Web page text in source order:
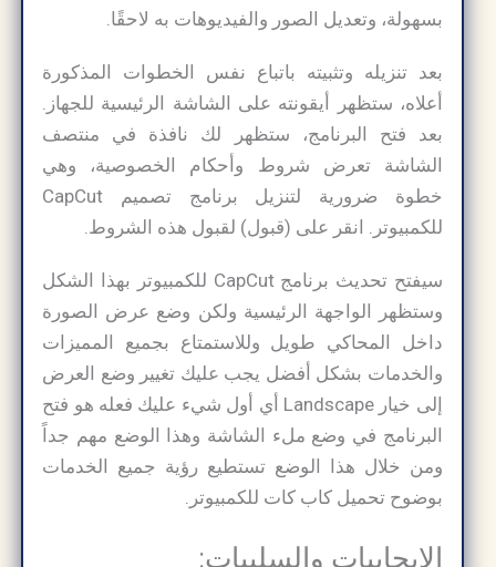
بسهولة، وتعديل الصور والفيديوهات به لاحقًا.
بعد تنزيله وتثبيته باتباع نفس الخطوات المذكورة
أعلاه، ستظهر أيقونته على الشاشة الرئيسية للجهاز.
بعد فتح البرنامج، ستظهر لك نافذة في منتصف
الشاشة تعرض شروط وأحكام الخصوصية، وهي
خطوة ضرورية لتنزيل برنامج تصميم CapCut
للكمبيوتر. انقر على (قبول) لقبول هذه الشروط.
سيفتح تحديث برنامج CapCut للكمبيوتر بهذا الشكل
وستظهر الواجهة الرئيسية ولكن وضع عرض الصورة
داخل المحاكي طويل وللاستمتاع بجميع المميزات
والخدمات بشكل أفضل يجب عليك تغيير وضع العرض
إلى خيار Landscape أي أول شيء عليك فعله هو فتح
البرنامج في وضع ملء الشاشة وهذا الوضع مهم جداً
ومن خلال هذا الوضع تستطيع رؤية جميع الخدمات
بوضوح تحميل كاب كات للكمبيوتر.
الإيجابيات والسلبيات: